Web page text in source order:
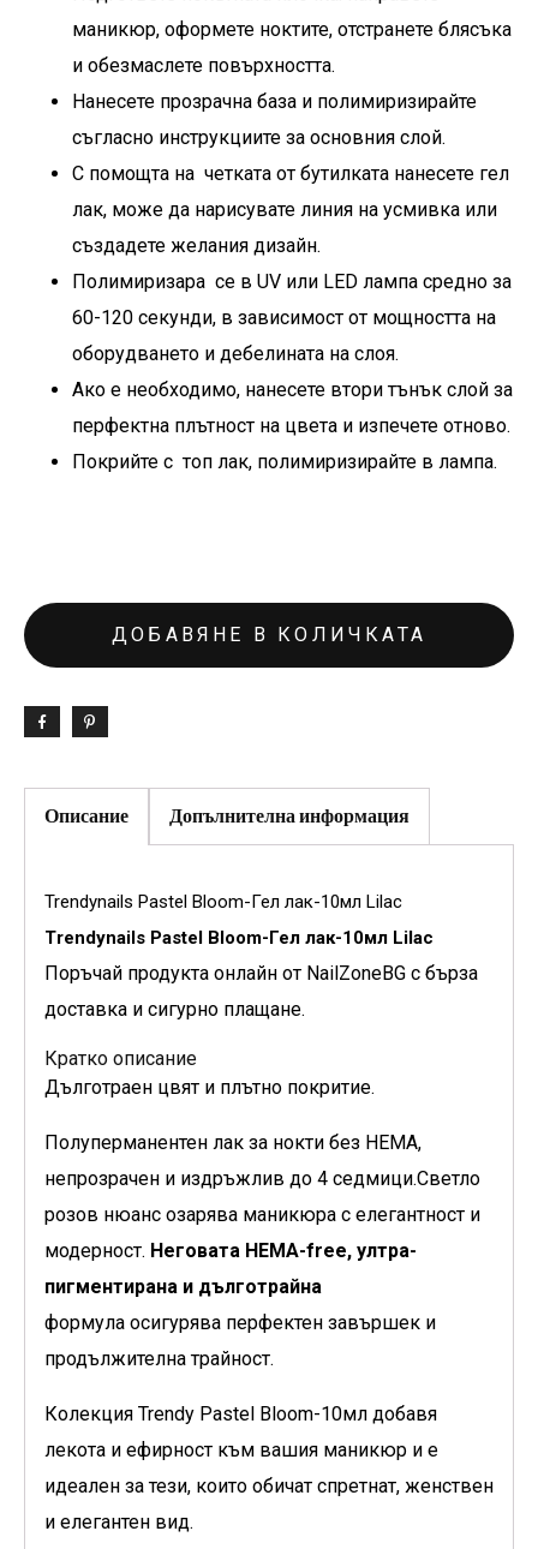
маникюр, оформете ноктите, отстранете блясъка
и обезмаслете повърхността.
Нанесете прозрачна база и полимиризирайте
съгласно инструкциите за основния слой.
С помощта на четката от бутилката нанесете гел
лак, може да нарисувате линия на усмивка или
създадете желания дизайн.
Полимиризара се в UV или LED лампа средно за
60-120 секунди, в зависимост от мощността на
оборудването и дебелината на слоя.
Ако е необходимо, нанесете втори тънък слой за
перфектна плътност на цвета и изпечете отново.
Покрийте с топ лак, полимиризирайте в лампа.
ДОБАВЯНЕ В КОЛИЧКАТА
Описание Допълнителна информация
Trendynails Pastel Bloom-Гел лак-10мл Lilac
Trendynails Pastel Bloom-Гел лак-10мл Lilac
Поръчай продукта онлайн от NailZoneBG с бърза
доставка и сигурно плащане.
Кратко описание
Дълготраен цвят и плътно покритие.
Полуперманентен лак за нокти без HEMA,
непрозрачен и издръжлив до 4 седмици.Светло
розов нюанс озарява маникюра с елегантност и
модерност. Неговата HEMA-free, ултра-
пигментирана и дълготрайна
формула осигурява перфектен завършек и
продължителна трайност.
Колекция Trendy Pastel Bloom-10мл добавя
лекота и ефирност към вашия маникюр и е
идеален за тези, които обичат спретнат, женствен
и елегантен вид.